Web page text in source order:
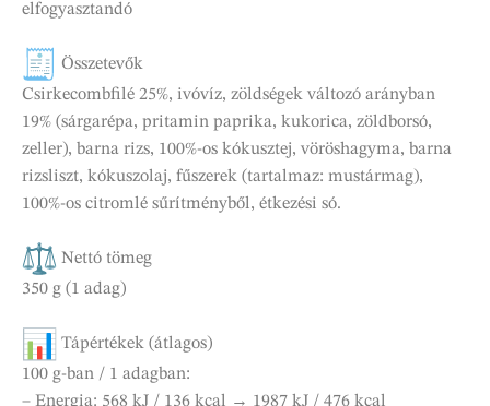
elfogyasztandó
Összetevők
Csirkecombfilé 25%, ivóvíz, zöldségek változó arányban
19% (sárgarépa, pritamin paprika, kukorica, zöldborsó,
zeller), barna rizs, 100%-os kókusztej, vöröshagyma, barna
rizsliszt, kókuszolaj, fűszerek (tartalmaz: mustármag),
100%-os citromlé sűrítményből, étkezési só.
Nettó tömeg
350 g (1 adag)
Tápértékek (átlagos)
100 g-ban / 1 adagban:
– Energia: 568 kJ / 136 kcal → 1987 kJ / 476 kcal